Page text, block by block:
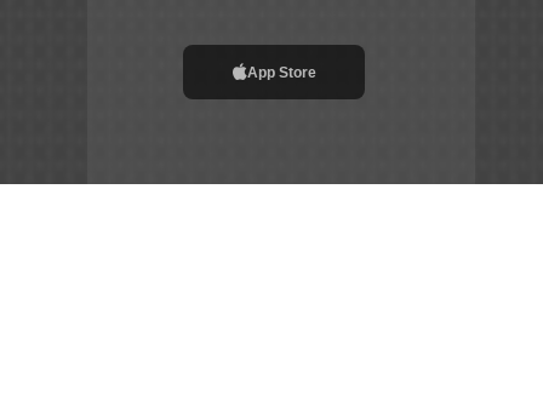
App Store